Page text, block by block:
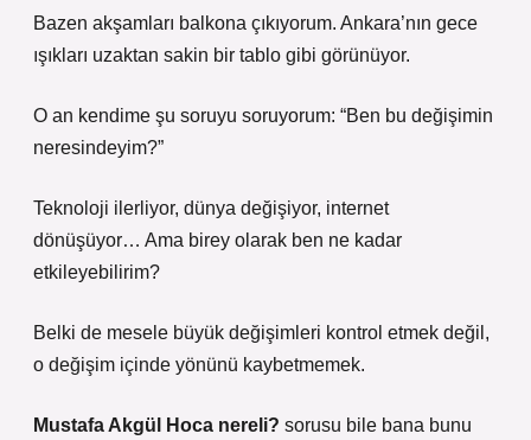
Bazen akşamları balkona çıkıyorum. Ankara’nın gece
ışıkları uzaktan sakin bir tablo gibi görünüyor.
O an kendime şu soruyu soruyorum: “Ben bu değişimin
neresindeyim?”
Teknoloji ilerliyor, dünya değişiyor, internet
dönüşüyor… Ama birey olarak ben ne kadar
etkileyebilirim?
Belki de mesele büyük değişimleri kontrol etmek değil,
o değişim içinde yönünü kaybetmemek.
Mustafa Akgül Hoca nereli? sorusu bile bana bunu